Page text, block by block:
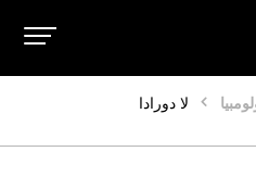
لا دورادا